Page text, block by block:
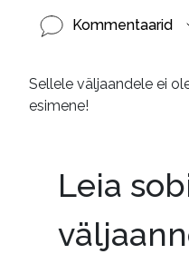
Kommentaarid
Sellele väljaandele ei
esimene!
Leia